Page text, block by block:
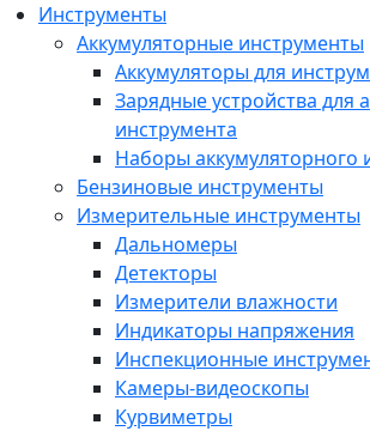
Инструменты
Аккумуляторные инструменты
Аккумуляторы для
Зарядные устройства для
инструмента
Наборы аккумуляторного
Бензиновые инструменты
Измерительные инструменты
Дальномеры
Детекторы
Измерители влажности
Индикаторы напряжения
Инспекционные
Камеры-видеоскопы
Курвиметры